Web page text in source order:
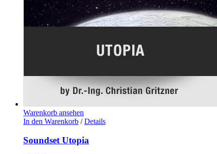
Warenkorb ansehen
In den Warenkorb / Details
Soundset Utopia